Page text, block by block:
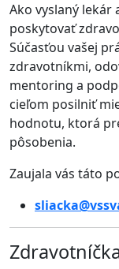
Ako vyslaný lekár
poskytovať
Súčasťou vašej
zdravotníkmi,
mentoring a
cieľom posilniť
hodnotu, ktorá
pôsobenia.
Zaujala vás táto